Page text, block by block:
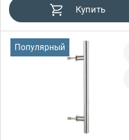
Купить
Популярный